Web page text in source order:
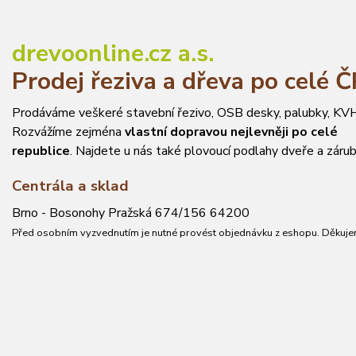
drevoonline.cz a.s.
Prodej řeziva a dřeva po celé
Prodáváme veškeré stavební řezivo, OSB desky, palubky,
Rozvážíme zejména vlastní dopravou nejlevněji po celé
republice. Najdete u nás také plovoucí podlahy dveře a
Centrála a sklad
Brno - Bosonohy Pražská 674/156 64200
Před osobním vyzvednutím je nutné provést objednávku z eshopu.